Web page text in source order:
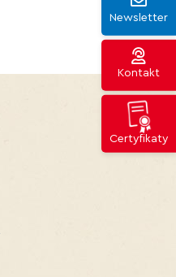
Newsletter
Kontakt
Certyfikaty